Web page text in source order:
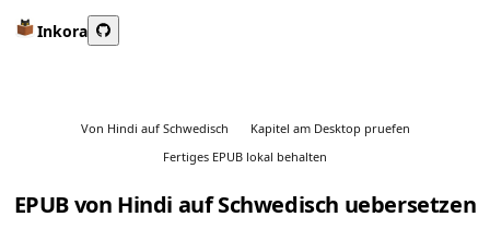
Inkora
Von Hindi auf Schwedisch
Kapitel am Desktop pruefen
Fertiges EPUB lokal behalten
EPUB von Hindi auf Schwedisch uebersetzen